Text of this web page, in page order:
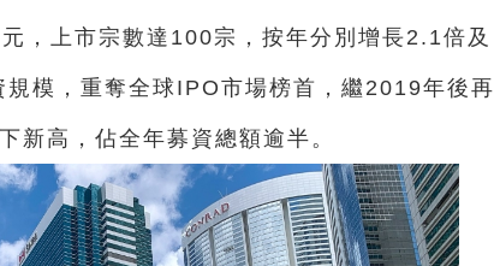
，上市宗數達100宗，按年分別增長2.1倍及
模，重奪全球IPO市場榜首，繼2019年後再
新高，佔全年募資總額逾半。